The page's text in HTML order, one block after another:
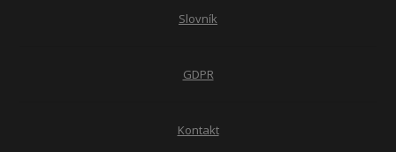
Slovník
GDPR
Kontakt